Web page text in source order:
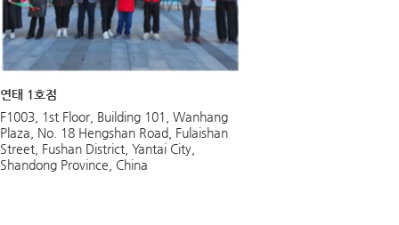
연태 1호점
F1003, 1st Floor, Building 101, Wanhang
Plaza, No. 18 Hengshan Road, Fulaishan
Street, Fushan District, Yantai City,
Shandong Province, China